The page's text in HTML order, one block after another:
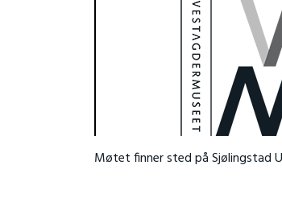
Møtet finner sted på Sjølingstad